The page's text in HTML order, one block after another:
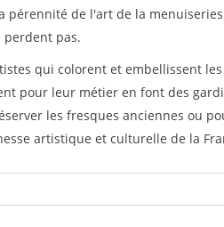
pérennité de l'art de la
perdent pas.
qui colorent et embellissent
pour leur métier en font des
les fresques anciennes ou
artistique et culturelle de la